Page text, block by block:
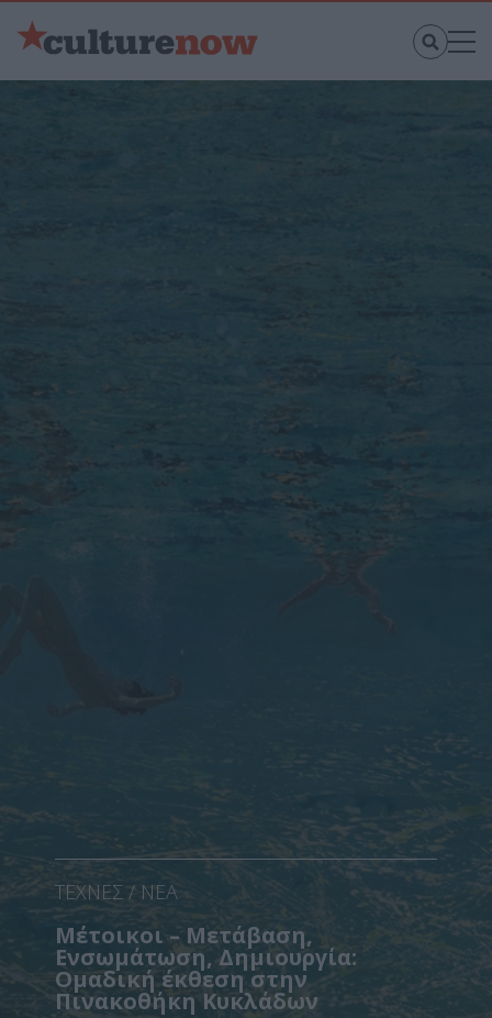
ΤΕΧΝΕΣ / ΝΕΑ
Μέτοικοι – Μετάβαση,
Ενσωμάτωση, Δημιουργία:
Ομαδική έκθεση στην
Πινακοθήκη Κυκλάδων